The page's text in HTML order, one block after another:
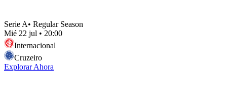
Serie A• Regular Season
Mié 22 jul • 20:00
Internacional
Cruzeiro
Explorar Ahora